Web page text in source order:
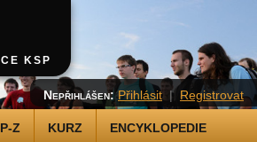
KSP
Z KURZ ENCYKLOPEDIE
Nepřihlášen: Přihlásit | Registrovat